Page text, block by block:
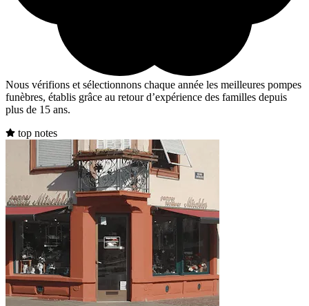
Nous vérifions et sélectionnons chaque année les meilleures pompes
funèbres, établis grâce au retour d’expérience des familles depuis
plus de 15 ans.
top notes